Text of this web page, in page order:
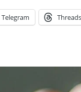
Telegram Threads